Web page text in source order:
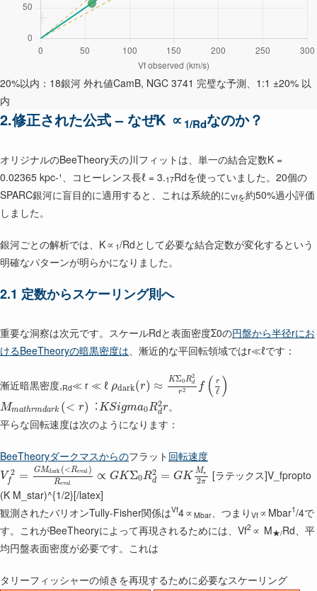
20%以内：18銀河 外れ値CamB, NGC 3741 完璧な予測、1:1 ±20% 以
内
2.修正された公式 – なぜK ∝ 1/Rdなのか？
オリジナルのBeeTheory天の川フィットは、単一の結合定数K =
0.02365 kpc-¹、コヒーレンス長ℓ = 3.17Rdを使っていました。20個の
SPARC銀河に盲目的に適用すると、これは系統的にVfを約50%過小評価
しました。
銀河ごとの解析では、K∝ 1/Rdとして必要な結合定数が変化するという
明確なパターンが明らかになりました。
2.1 定数からスケーリング則へ
重要な洞察は次元です。スケールRdと表面密度Σ0の円盤から半径rにお
けるBeeTheoryの暗黒密度は 、漸近的な平回転領域ではr≪ℓです：
漸近暗黒密度,Rd≪ r ≪ ℓ ρdark(r) ≈ KΣ0R2
d
r2 f ( r
ℓ )
Mmathrmdark (< r) ︓KSigma0R2
dr。
平らな回転速度は次のようになります：
BeeTheoryダークマスからのフラット 回転速度
V 2
f = GMdark (<Reval )
Reval
∝ GKΣ0R2
d = GK M⋆
2π
[ラテックス]V_fpropto
(K M_star)^{1/2}[/latex]
観測されたバリオンTully-Fisher関係はVf4∝ Mbar 、つまり Vf ∝Mbar1/4で
す。これがBeeTheoryによって再現されるためには、Vf2 ∝ M★/Rd、平
均円盤表面密度が必要です。これは
タリーフィッシャーの傾きを再現するために必要なスケーリング